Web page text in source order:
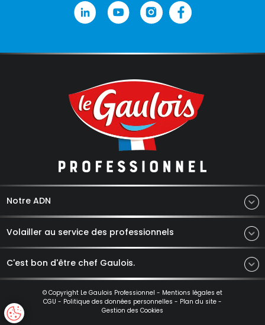
Notre ADN
Volailler au service des professionnels
C'est bon d'être chef Gaulois.
© Copyright Le Gaulois Professionnel - Mentions légales et
CGU - Politique des données personnelles - Plan du site-
Gestion des Cookies